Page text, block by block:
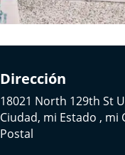
Dirección
18021 North 129th St
Ciudad, mi Estado , mi
Postal